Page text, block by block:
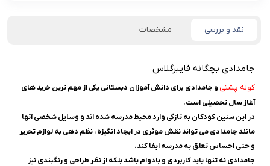
نقد و بررسی مشخصات
جامدادی بچگانه فایبرگلاس
کوله پشتی و جامدادی برای دانش آموزان دبستانی یکی از مهم ترین خرید های
آغاز سال تحصیلی است.
در این سنین کودکان به تازگی وارد محیط مدرسه شده اند و وسایل شخصی آنها
مانند جامدادی می تواند نقش موثری در ایجاد انگیزه ، نظم دهی به لوازم تحریر
و حتی احساس تعلق به مدرسه ایفا کند.
جامدادی نه تنها باید کاربردی و بادوام باشد بلکه از نظر طراحی و رنگبندی نیز